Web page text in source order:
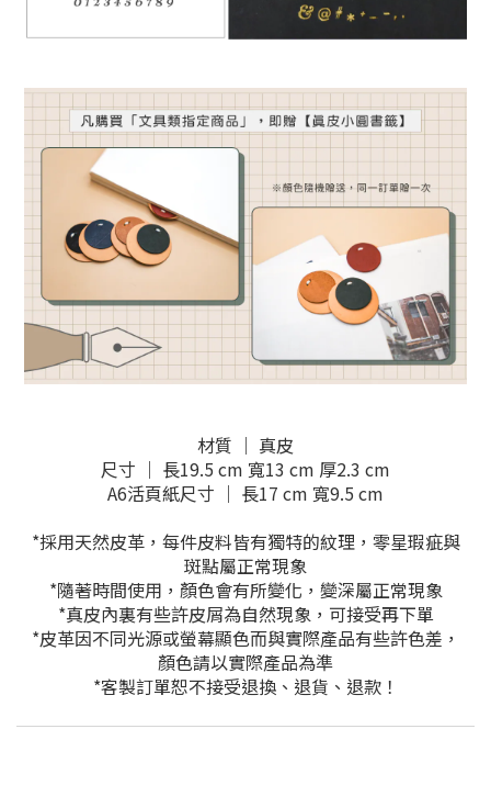
材質 ｜ 真皮
尺寸 ｜ 長19.5 cm 寬13 cm 厚2.3 cm
A6活頁紙尺寸 ｜ 長17 cm 寬9.5 cm
*採用天然皮革，每件皮料皆有獨特的紋理，零星瑕疵與
斑點屬正常現象
*隨著時間使用，顏色會有所變化，變深屬正常現象
*真皮內裏有些許皮屑為自然現象，可接受再下單
*皮革因不同光源或螢幕顯色而與實際產品有些許色差，
顏色請以實際產品為準
*客製訂單恕不接受退換、退貨、退款！